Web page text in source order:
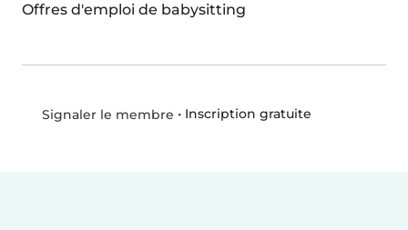
Offres d'emploi de babysitting
Signaler le membre • Inscription gratuite